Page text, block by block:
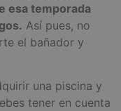
esa temporada
Así pues, no
el bañador y
una piscina y
tener en cuenta